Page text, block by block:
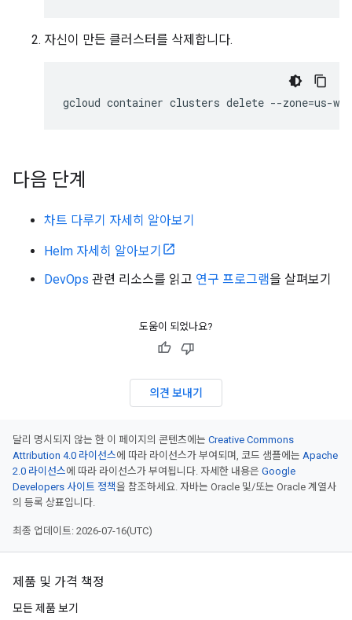
자신이 만든 클러스터를 삭제합니다.
gcloud container clusters delete --zone=us-
다음 단계
차트 다루기 자세히 알아보기
Helm 자세히 알아보기
DevOps 관련 리소스를 읽고 연구 프로그램을 살펴보기
도움이 되었나요?
의견 보내기
달리 명시되지 않는 한 이 페이지의 콘텐츠에는 Creative Commons
Attribution 4.0 라이선스에 따라 라이선스가 부여되며, 코드 샘플에는 Apache
2.0 라이선스에 따라 라이선스가 부여됩니다. 자세한 내용은 Google
Developers 사이트 정책을 참조하세요. 자바는 Oracle 및/또는 Oracle 계열사
의 등록 상표입니다.
최종 업데이트: 2026-07-16(UTC)
제품 및 가격 책정
모든 제품 보기